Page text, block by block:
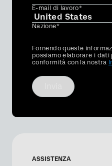
E-mail di lavoro*
Nazione*
Privacy
Optin
Fornendo queste
possiamo elaborare i
conformità con la nostra
ASSISTENZA